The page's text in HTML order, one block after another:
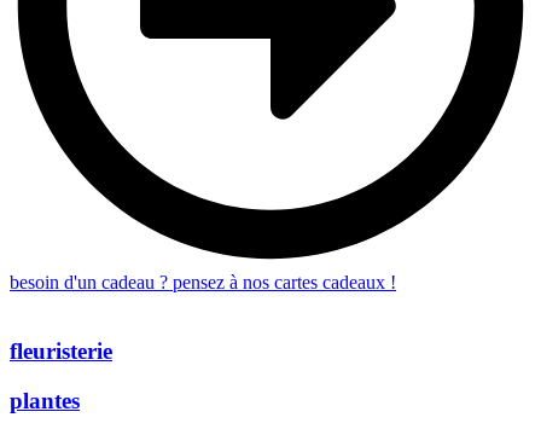
besoin d'un cadeau ? pensez à nos cartes cadeaux !
fleuristerie
plantes